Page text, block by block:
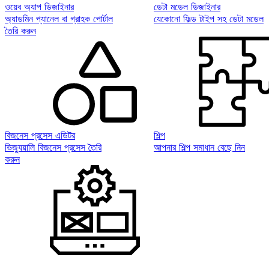
ওয়েব অ্যাপ ডিজাইনার
অ্যাডমিন প্যানেল বা গ্রাহক পোর্টাল
তৈরি করুন
ডেটা মডেল ডিজাইনার
যেকোনো ফিল্ড টাইপ সহ ডেটা মডেল
বিজনেস প্রসেস এডিটর
ভিজ্যুয়ালি বিজনেস প্রসেস তৈরি
করুন
শিল্প
আপনার শিল্প সমাধান বেছে নিন